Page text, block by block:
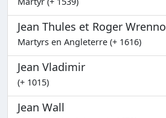
Jean Thules et Roger Wrenno
Martyrs en Angleterre (+ 1616)
Jean Vladimir
(+ 1015)
Jean Wall